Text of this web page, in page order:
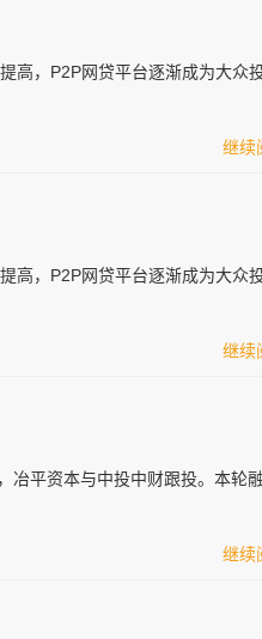
高，P2P网贷平台逐渐成为大众
继续
高，P2P网贷平台逐渐成为大众
继续
冶平资本与中投中财跟投。本轮
继续